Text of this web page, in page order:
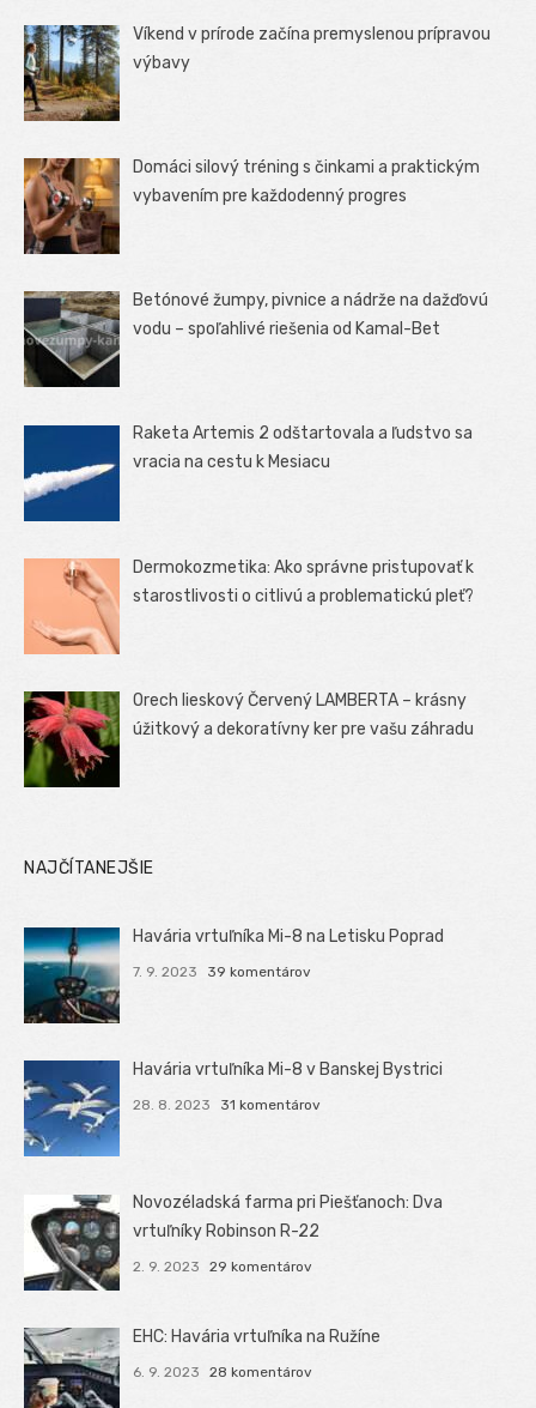
Víkend v prírode začína premyslenou prípravou
výbavy
Domáci silový tréning s činkami a praktickým
vybavením pre každodenný progres
Betónové žumpy, pivnice a nádrže na dažďovú
vodu – spoľahlivé riešenia od Kamal-Bet
Raketa Artemis 2 odštartovala a ľudstvo sa
vracia na cestu k Mesiacu
Dermokozmetika: Ako správne pristupovať k
starostlivosti o citlivú a problematickú pleť?
Orech lieskový Červený LAMBERTA – krásny
úžitkový a dekoratívny ker pre vašu záhradu
NAJČÍTANEJŠIE
Havária vrtuľníka Mi-8 na Letisku Poprad
7. 9. 2023 39 komentárov
Havária vrtuľníka Mi-8 v Banskej Bystrici
28. 8. 2023 31 komentárov
Novozéladská farma pri Piešťanoch: Dva
vrtuľníky Robinson R-22
2. 9. 2023 29 komentárov
EHC: Havária vrtuľníka na Ružíne
6. 9. 2023 28 komentárov